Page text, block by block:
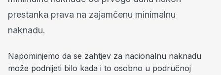
prestanka prava na zajamčenu minimalnu
naknadu.
Napominjemo da se zahtjev za nacionalnu naknadu
može podnijeti bilo kada i to osobno u područnoj